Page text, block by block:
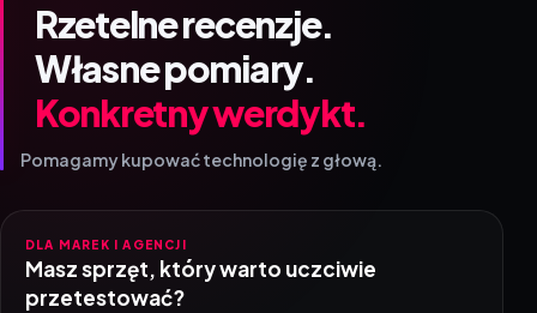
Rzetelne recenzje.
Własne pomiary.
Konkretny werdykt.
Pomagamy kupować technologię z głową.
DLA MAREK I AGENCJI
Masz sprzęt, który warto uczciwie
przetestować?